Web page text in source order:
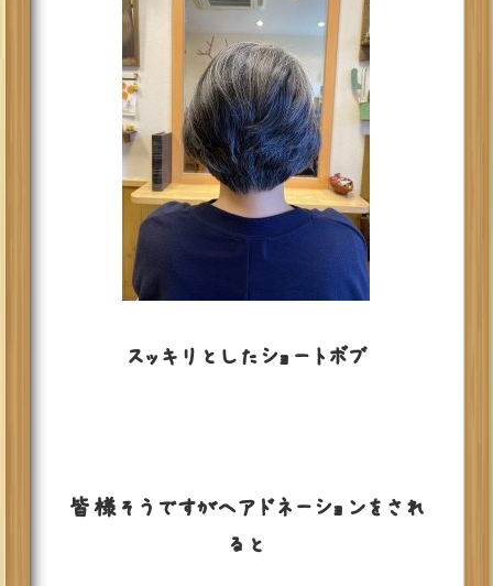
スッキリとしたショートボブ
皆様そうですがヘアドネーションをされ
ると